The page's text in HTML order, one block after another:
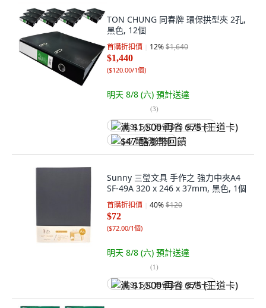
TON CHUNG 同春牌 環保拱型夾 2孔,
黑色, 12個
首購折扣價 12%$1,640
$1,440
($120.00/1個)
明天 8/8 (六) 預計送達
(3)
满 $1,500 再省 $75 (王道卡)
$47 酷澎幣回饋
Sunny 三瑩文具 手作之 強力中夾A4
SF-49A 320 x 246 x 37mm, 黑色, 1個
首購折扣價 40%$120
$72
($72.00/1個)
明天 8/8 (六) 預計送達
(1)
满 $1,500 再省 $75 (王道卡)